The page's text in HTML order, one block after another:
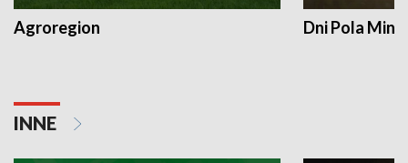
Agroregion Dni Pola
INNE